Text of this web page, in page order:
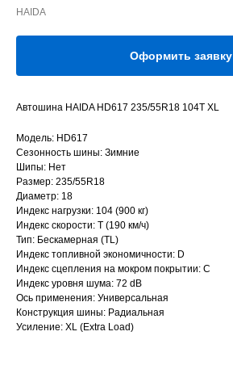
HAIDA
Оформить заявку
Автошина HAIDA HD617 235/55R18 104T XL
Модель: HD617
Сезонность шины: Зимние
Шипы: Нет
Размер: 235/55R18
Диаметр: 18
Индекс нагрузки: 104 (900 кг)
Индекс скорости: T (190 км/ч)
Тип: Бескамерная (TL)
Индекс топливной экономичности: D
Индекс сцепления на мокром покрытии: C
Индекс уровня шума: 72 dB
Ось применения: Универсальная
Конструкция шины: Радиальная
Усиление: XL (Extra Load)